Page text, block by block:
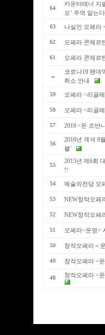
64
카운터테너 지
오’ 주역 맡는
63 나실인 오페라
62 오페라 콘체르
61 오페라 콘체르
→
코로나19 팬데
취소 안내
59 오페라 <리골
58 오페라 <리골
57 2019 <돈 조반
56
2016년 객석 9
블'
55
2015년 제6회
!!
54 예술의전당 오
53 NEW창작오페
52 NEW창작오페
51 오페라<운영>
50 창작오페라＜
49 창작오페라 <
48 창작오페라 <